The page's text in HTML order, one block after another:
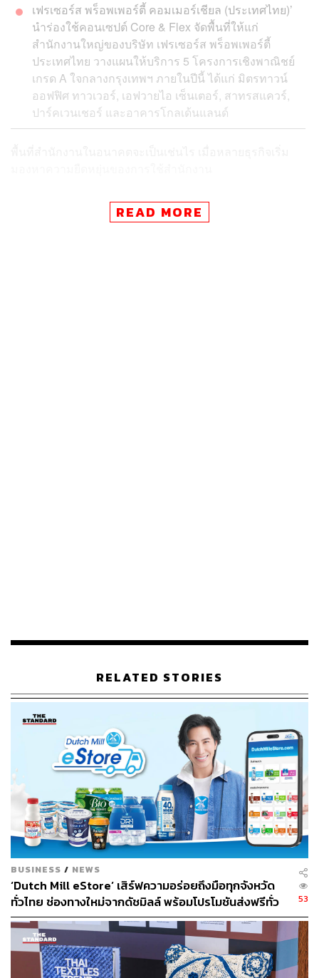
เฟรเซอร์ส พร็อพเพอร์ตี้ คอมเมอร์เชียล (ประเทศไทย)’
นำร่องใช้คอนเซปต์ Core & Flex จัดพื้นที่ให้แก่
สำนักงานใหญ่ของบริษัท เฟรเซอร์ส พร็อพเพอร์ตี้
ประเทศไทย วางแผนให้บริการ 5 โครงการเชิงพาณิชย์
เกรด A ใจกลางกรุงเทพฯ ภายในปีนี้ ได้แก่ มิตรทาวน์
ออฟฟิศ ทาวเวอร์, เอฟวายไอ เซ็นเตอร์, สาทรสแควร์,
ปาร์คเวนเชอร์ และอาคารโกลเด้นแลนด์
หลายปีก่อนเทรนด์ Co-working Space ดูเหมือนจะตอบโจทย์
รูปแบบการทำงานที่มีความ Flexibility จะด้วยการเติบโตของ
พร็อพเพอร์ตี้ คอมเมอร์เชียล (ประเทศไทย)เผยว่า “ความ
50% เมื่อเทียบกับปี 2563 ความต้องการพื้นที่สำนักงานลดลง
ต่ำที่สุดในรอบ 10 ปี โดยคาดการณ์ว่าในปี 2564 ภาคธุรกิจ
จะสามารถปรับตัวและรับมือกับสถานการณ์หลังมี
ประสบการณ์กับโควิด-19 รอบแรกเมื่อปีก่อน โดยกลุ่มธุรกิจ
ที่มีแนวโน้มเติบโตได้ดี ได้แก่ กลุ่มธุรกิจดิจิทัล อีคอมเมิร์ซ
การเงิน และธุรกิจสุขภาพ
“เฟรเซอร์ส พร็อพเพอร์ตี้ คอมเมอร์เชียล (ประเทศไทย) ใน
ฐานะผู้นำการพัฒนาโครงการเชิงพาณิชย์เกรด A ใจกลาง
กรุงเทพฯ ผู้พัฒนาและบริหารอาคารสำนักงาน 5 แห่ง พื้นที่
รวม 209,000 ตร.ม. ได้แก่ มิตรทาวน์ ออฟฟิศ ทาวเวอร์, เอฟ
วายไอ เซ็นเตอร์, สาทรสแควร์, ปาร์คเวนเชอร์ และอาคาร
โกลเด้นแลนด์ เห็นถึงความเปลี่ยนแปลงของรูปแบบการใช้
พื้นที่สำนักงานตลอดระยะเวลากว่า 5-10 ปีที่ผ่านมา และ
ประเมินว่าเทรนด์พื้นที่สำนักงานกำลังจะเปลี่ยนอีกครั้ง จึงได้
นำรูปแบบ ‘Core & Flex’ มาผสานกัน เพื่อรองรับเทรนด์
อนาคตเมื่อบริษัทหลายแห่งต้องการความยืดหยุ่นของพื้นที่สูง
READ MORE
RELATED STORIES
BUSINESS / NEWS
‘Dutch Mill eStore’ เสิร์ฟความอร่อยถึงมือทุกจังหวัด
ทั่วไทย ช่องทางใหม่จากดัชมิลล์ พร้อมโปรโมชันส่งฟรีทั่ว
ประเทศ ส่งไว สั่งก่อนเที่ยง ได้ของวันถัดไป ส่งสินค้าแบบ
เย็นตรงจากโรงงาน [ADVERTORIAL]
53